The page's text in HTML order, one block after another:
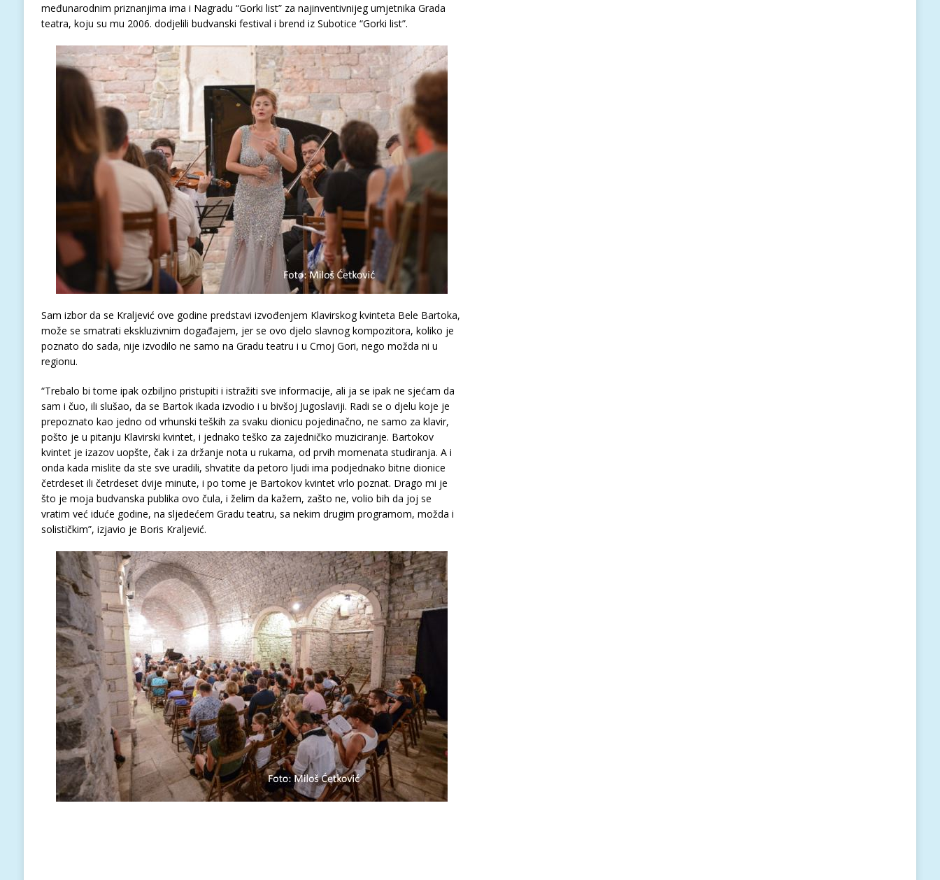
međunarodnim priznanjima ima i Nagradu “Gorki list” za najinventivnijeg umjetnika Grada
teatra, koju su mu 2006. dodjelili budvanski festival i brend iz Subotice “Gorki list”.
Sam izbor da se Kraljević ove godine predstavi izvođenjem Klavirskog kvinteta Bele Bartoka,
može se smatrati ekskluzivnim događajem, jer se ovo djelo slavnog kompozitora, koliko je
poznato do sada, nije izvodilo ne samo na Gradu teatru i u Crnoj Gori, nego možda ni u
regionu.
“Trebalo bi tome ipak ozbiljno pristupiti i istražiti sve informacije, ali ja se ipak ne sjećam da
sam i čuo, ili slušao, da se Bartok ikada izvodio i u bivšoj Jugoslaviji. Radi se o djelu koje je
prepoznato kao jedno od vrhunski teških za svaku dionicu pojedinačno, ne samo za klavir,
pošto je u pitanju Klavirski kvintet, i jednako teško za zajedničko muziciranje. Bartokov
kvintet je izazov uopšte, čak i za držanje nota u rukama, od prvih momenata studiranja. A i
onda kada mislite da ste sve uradili, shvatite da petoro ljudi ima podjednako bitne dionice
četrdeset ili četrdeset dvije minute, i po tome je Bartokov kvintet vrlo poznat. Drago mi je
što je moja budvanska publika ovo čula, i želim da kažem, zašto ne, volio bih da joj se
vratim već iduće godine, na sljedećem Gradu teatru, sa nekim drugim programom, možda i
solističkim”, izjavio je Boris Kraljević.